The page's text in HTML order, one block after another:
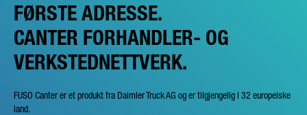
FØRSTE ADRESSE.
CANTER FORHANDLER- OG
VERKSTEDNETTVERK.
FUSO Canter er et produkt fra Daimler Truck AG og er tilgjengelig i 32 europeiske
land.